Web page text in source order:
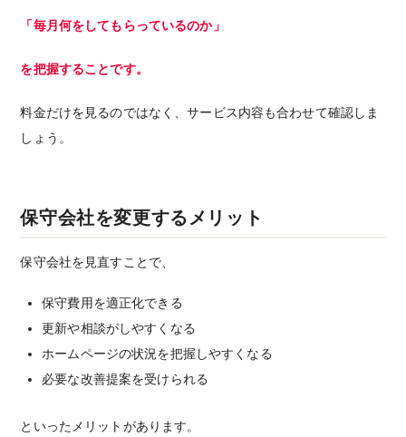
「毎月何をしてもらっているのか」
を把握することです。
料金だけを見るのではなく、サービス内容も合わせて確認しま
しょう。
保守会社を変更するメリット
保守会社を見直すことで、
保守費用を適正化できる
更新や相談がしやすくなる
ホームページの状況を把握しやすくなる
必要な改善提案を受けられる
といったメリットがあります。